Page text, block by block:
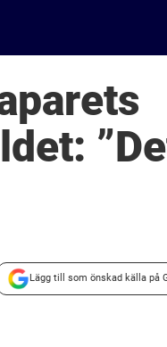
Lägg till som önskad källa på